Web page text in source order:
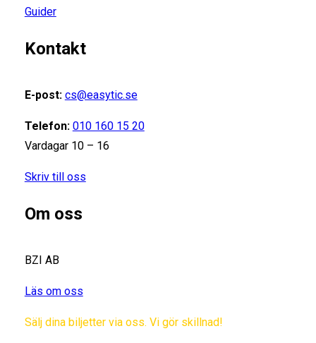
Guider
Kontakt
E-post: cs@easytic.se
Telefon: 010 160 15 20
Vardagar 10 – 16
Skriv till oss
Om oss
BZI AB
Läs om oss
Sälj dina biljetter via oss. Vi gör skillnad!